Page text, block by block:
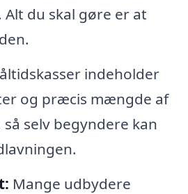
du skal gøre er at
indeholder
og præcis mængde af
selv begyndere kan
Mange udbydere